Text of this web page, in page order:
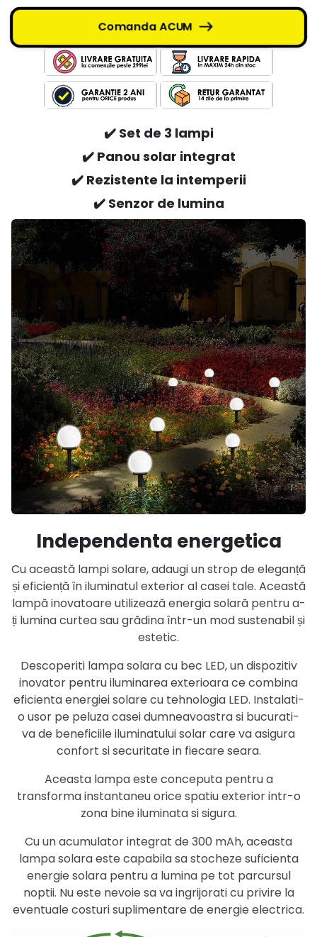
Comanda ACUM
✔️ Set de 3 lampi
✔️ Panou solar integrat
✔️ Rezistente la intemperii
✔️ Senzor de lumina
Independenta energetica
Cu această lampi solare, adaugi un strop de eleganță
și eficiență în iluminatul exterior al casei tale. Această
lampă inovatoare utilizează energia solară pentru a-
ți lumina curtea sau grădina într-un mod sustenabil și
estetic.
Descoperiti lampa solara cu bec LED, un dispozitiv
inovator pentru iluminarea exterioara ce combina
eficienta energiei solare cu tehnologia LED. Instalati-
o usor pe peluza casei dumneavoastra si bucurati-
va de beneficiile iluminatului solar care va asigura
confort si securitate in fiecare seara.
Aceasta lampa este conceputa pentru a
transforma instantaneu orice spatiu exterior intr-o
zona bine iluminata si sigura.
Cu un acumulator integrat de 300 mAh, aceasta
lampa solara este capabila sa stocheze suficienta
energie solara pentru a lumina pe tot parcursul
noptii. Nu este nevoie sa va ingrijorati cu privire la
eventuale costuri suplimentare de energie electrica.